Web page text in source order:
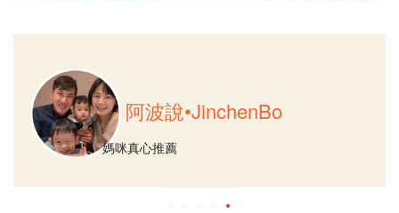
阿波說•JinchenBo
媽咪真心推薦